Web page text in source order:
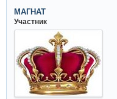
МАГНАТ
Участник